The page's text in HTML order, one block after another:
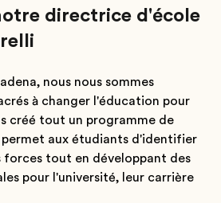
directrice d'école
nous nous sommes
à changer l'éducation pour
créé tout un programme de
permet aux étudiants d'identifier
forces tout en développant des
pour l'université, leur carrière